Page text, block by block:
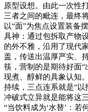
原型设想。由此一次性
三者之间的毗连，最终
以“面”为焦点设置装备
具神：通过包拆取产物
的外不雅，沿用了现代
盖，传送出温厚严实、
筷，营制的是期待好面
现煮、醇鲜的具象认知
持续，三点连系就是“
冲破式立异就是能将这
“当饮料成为‘水替’：若